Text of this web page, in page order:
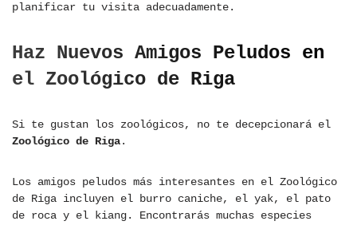
planificar tu visita adecuadamente.
Haz Nuevos Amigos Peludos en
el Zoológico de Riga
Si te gustan los zoológicos, no te decepcionará el
Zoológico de Riga.
Los amigos peludos más interesantes en el Zoológico
de Riga incluyen el burro caniche, el yak, el pato
de roca y el kiang. Encontrarás muchas especies